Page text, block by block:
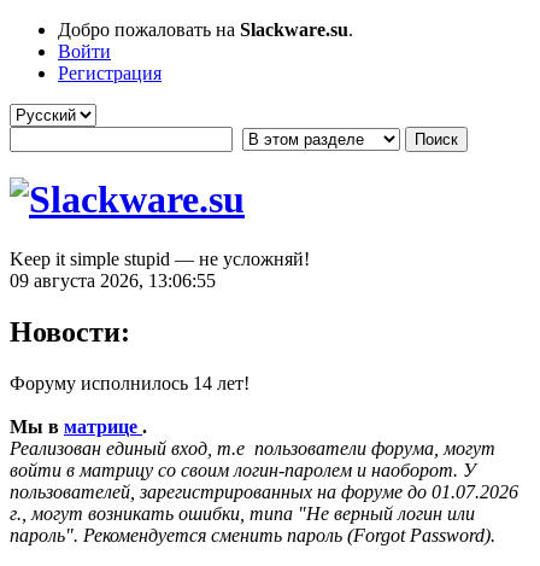
Добро пожаловать на Slackware.su.
Войти
Регистрация
Keep it simple stupid — не усложняй!
09 августа 2026, 13:06:55
Новости:
Форуму исполнилось 14 лет!
Мы в матрице .
Реализован единый вход, т.е пользователи форума, могут
войти в матрицу со своим логин-паролем и наоборот. У
пользователей, зарегистрированных на форуме до 01.07.2026
г., могут возникать ошибки, типа "Не верный логин или
пароль". Рекомендуется сменить пароль (Forgot Password).